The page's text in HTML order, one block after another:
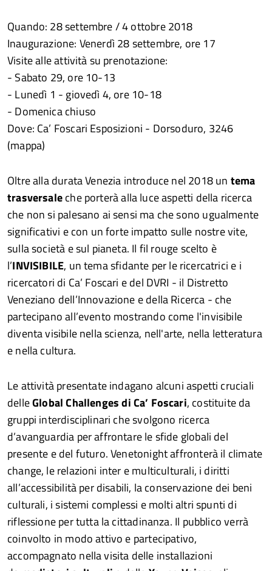
Quando: 28 settembre / 4 ottobre 2018
Inaugurazione: Venerdì 28 settembre, ore 17
Visite alle attività su prenotazione:
- Sabato 29, ore 10-13
- Lunedì 1 - giovedì 4, ore 10-18
- Domenica chiuso
Dove: Ca’ Foscari Esposizioni - Dorsoduro, 3246
(mappa)
Oltre alla durata Venezia introduce nel 2018 un tema
trasversaleche porterà alla luce aspetti della ricerca
che non si palesano ai sensi ma che sono ugualmente
significativi e con un forte impatto sulle nostre vite,
sulla società e sul pianeta. Il fil rouge scelto è
l’INVISIBILE, un tema sfidante per le ricercatrici e i
ricercatori di Ca’ Foscari e del DVRI - il Distretto
Veneziano dell’Innovazione e della Ricerca - che
partecipano all’evento mostrando come l'invisibile
diventa visibile nella scienza, nell'arte, nella letteratura
e nella cultura.
Le attività presentate indagano alcuni aspetti cruciali
delleGlobal Challenges di Ca’ Foscari, costituite da
gruppi interdisciplinari che svolgono ricerca
d’avanguardia per affrontare le sfide globali del
presente e del futuro. Venetonight affronterà il climate
change, le relazioni inter e multiculturali, i diritti
all’accessibilità per disabili, la conservazione dei beni
culturali, i sistemi complessi e molti altri spunti di
riflessione per tutta la cittadinanza. Il pubblico verrà
coinvolto in modo attivo e partecipativo,
accompagnato nella visita delle installazioni